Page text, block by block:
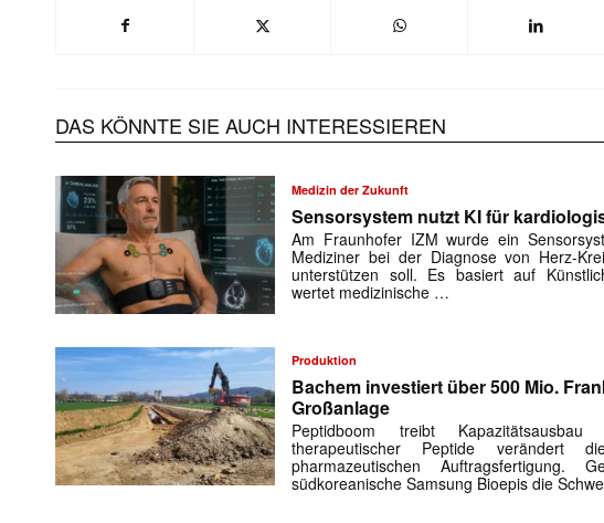
Mit dem
E-
Mail
(erforderlich)
DAS KÖNNTE SIE AUCH INTERESSIEREN
Medizin der Zukunft
Sensorsystem nutzt KI für
Am Fraunhofer IZM wurde ein
Mediziner bei der Diagnose von Herz-
unterstützen soll. Es basiert auf
wertet medizinische …
Produktion
Bachem investiert über 500 Mio.
Großanlage
Peptidboom treibt
therapeutischer Peptide verändert
pharmazeutischen Auftragsfertigung.
südkoreanische Samsung Bioepis die